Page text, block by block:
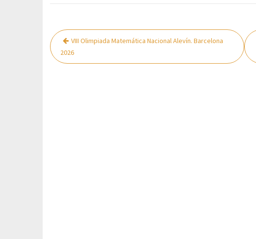
Navegación
de
entradas
VIII Olimpiada Matemática Nacional Alevín. Barcelona
2026